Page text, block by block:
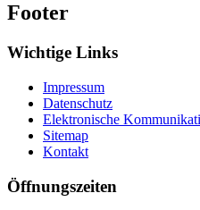
Footer
Wichtige Links
Impressum
Datenschutz
Elektronische
Sitemap
Kontakt
Öffnungszeiten